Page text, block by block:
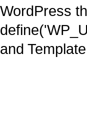
WordPress
and